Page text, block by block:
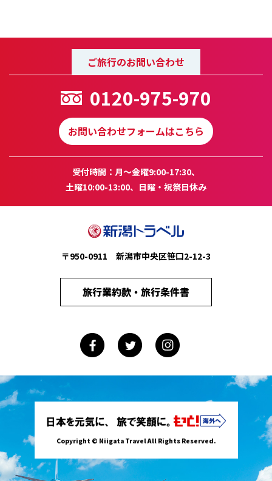
ご旅行のお問い合わせ
0120-975-970
お問い合わせフォームはこちら
受付時間：月～金曜9:00-17:30、
土曜10:00-13:00、日曜・祝祭日休み
〒950-0911 新潟市中央区笹口2-12-3
旅行業約款・旅行条件書
Copyright © Niigata Travel All Rights Reserved.